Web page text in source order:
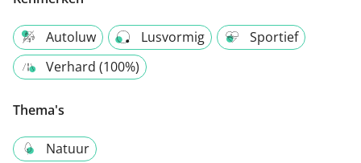
Autoluw Lusvormig
Sportief
Verhard (100%)
Thema's
Natuur